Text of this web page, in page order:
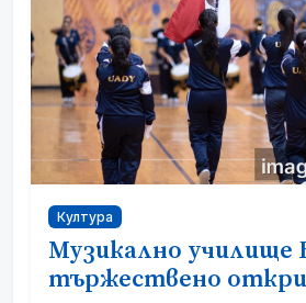
Култура
Музикално училище
тържествено